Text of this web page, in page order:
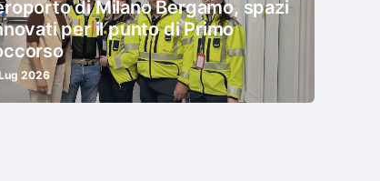
di Milano Bergamo, spazi
per il punto di Primo
2026